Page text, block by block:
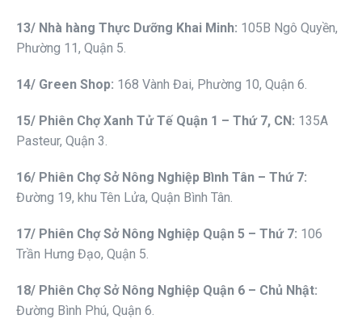
13/ Nhà hàng Thực Dưỡng Khai Minh: 105B Ngô Quyền,
Phường 11, Quận 5.
14/ Green Shop: 168 Vành Đai, Phường 10, Quận 6.
15/ Phiên Chợ Xanh Tử Tế Quận 1 – Thứ 7, CN: 135A
Pasteur, Quận 3.
16/ Phiên Chợ Sở Nông Nghiệp Bình Tân – Thứ 7:
Đường 19, khu Tên Lửa, Quận Bình Tân.
17/ Phiên Chợ Sở Nông Nghiệp Quận 5 – Thứ 7: 106
Trần Hưng Đạo, Quận 5.
18/ Phiên Chợ Sở Nông Nghiệp Quận 6 – Chủ Nhật:
Đường Bình Phú, Quận 6.